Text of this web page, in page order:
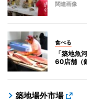
関連画像
食べる
「築地魚
60店舗（
築地場外市場